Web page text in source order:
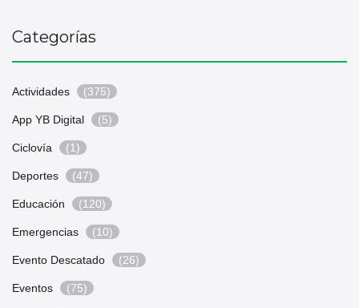
Categorías
Actividades (375)
App YB Digital (5)
Ciclovía (1)
Deportes (47)
Educación (120)
Emergencias (10)
Evento Descatado (26)
Eventos (75)